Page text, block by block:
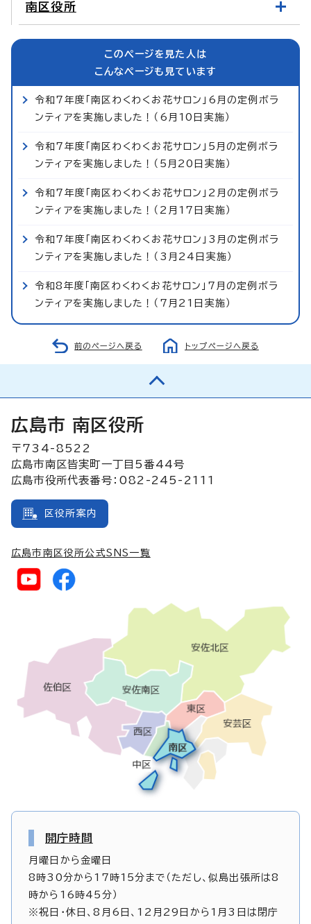
南区役所
このページを見た人は
こんなページも見ています
令和7年度「南区わくわくお花サロン」6月の定例ボラ
ンティアを実施しました！（6月10日実施）
令和7年度「南区わくわくお花サロン」5月の定例ボラ
ンティアを実施しました！（5月20日実施）
令和7年度「南区わくわくお花サロン」2月の定例ボラ
ンティアを実施しました！（2月17日実施）
令和7年度「南区わくわくお花サロン」3月の定例ボラ
ンティアを実施しました！（3月24日実施）
令和8年度「南区わくわくお花サロン」7月の定例ボラ
ンティアを実施しました！（7月21日実施）
前のページへ戻る トップページへ戻る
広島市 南区役所
〒734-8522
広島市南区皆実町一丁目5番44号
広島市役所代表番号：082-245-2111
区役所案内
広島市南区役所公式SNS一覧
開庁時間
月曜日から金曜日
8時30分から17時15分まで（ただし、似島出張所は8
時から16時45分）
※祝日・休日、8月6日、12月29日から1月3日は閉庁